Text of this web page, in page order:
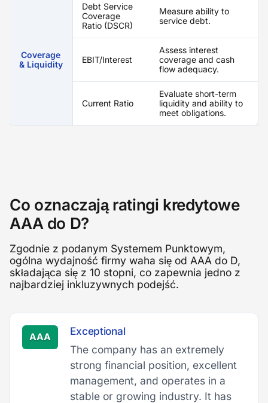
Coverage
& Liquidity
Debt Service
Coverage
Ratio (DSCR)
Measure ability to
service debt.
EBIT/Interest
Assess interest
coverage and cash
flow adequacy.
Current Ratio
Evaluate short-term
liquidity and ability to
meet obligations.
Co oznaczają ratingi kredytowe
AAA do D?
Zgodnie z podanym Systemem Punktowym,
ogólna wydajność firmy waha się od AAA do D,
składająca się z 10 stopni, co zapewnia jedno z
najbardziej inkluzywnych podejść.
AAA
Exceptional
The company has an extremely
strong financial position, excellent
management, and operates in a
stable or growing industry. It has